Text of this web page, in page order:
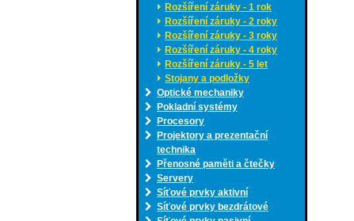
Rozšíření záruky - 1 rok
Rozšíření záruky - 2 roky
Rozšíření záruky - 3 roky
Rozšíření záruky - 4 roky
Rozšíření záruky - 5 let
Stojany a podložky
Optické mechaniky
Pokladní systémy
Procesory
Projektory a prezentační
technika
Přenosné paměti a čtečky
Servery
Síťové prvky aktivní
Síťové prvky bezdrátové